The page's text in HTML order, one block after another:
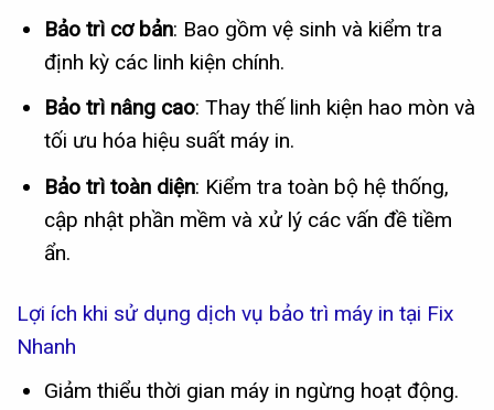
Bảo trì cơ bản: Bao gồm vệ sinh và kiểm tra
định kỳ các linh kiện chính.
Bảo trì nâng cao: Thay thế linh kiện hao mòn và
tối ưu hóa hiệu suất máy in.
Bảo trì toàn diện: Kiểm tra toàn bộ hệ thống,
cập nhật phần mềm và xử lý các vấn đề tiềm
ẩn.
Lợi ích khi sử dụng dịch vụ bảo trì máy in tại Fix
Nhanh
Giảm thiểu thời gian máy in ngừng hoạt động.